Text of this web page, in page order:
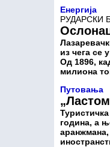
Енергија
РУДАРСКИ
из чега се
Од 1896,
милиона
Путовања
година, а